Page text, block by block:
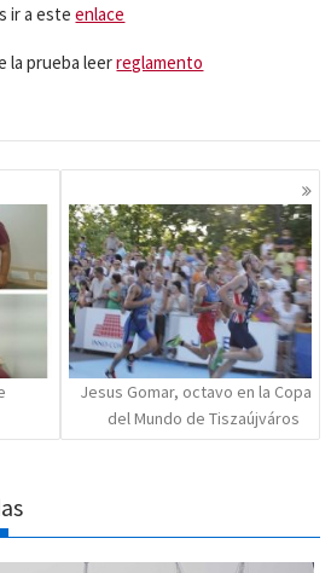
ir a esteenlace
la prueba leerreglamento
Jesus Gomar, octavo en la Copa
del Mundo de Tiszaújváros